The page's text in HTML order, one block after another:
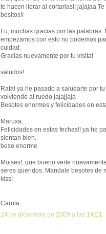
te hacen llorar al cortarlas!! jajajaa
besitos!!
Lu, muchas gracias por las
empezamos con esto no podemos
cuidad.
Gracias nuevamente por tu visita!
saludos!
Rafa! ya he pasado a saludarte por
volviendo al ruedo jajajjaja
Besotes enormes y felicidades en
Maruxa,
Felicidades en estas fechas!! ya he
sientan bien.
beso enorme
Moises!, que bueno verte
seres queridos. Mandale besotes de
kiss!
Carola
24 de diciembre de 2009 a las 14:01